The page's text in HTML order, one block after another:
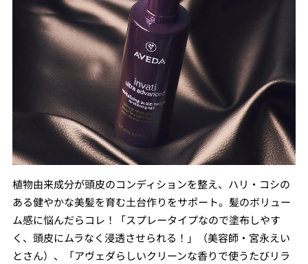
植物由来成分が頭皮のコンディションを整え、ハリ・コシの
ある健やかな美髪を育む土台作りをサポート。髪のボリュー
ム感に悩んだらコレ！「スプレータイプなので塗布しやす
く、頭皮にムラなく浸透させられる！」（美容師・宮永えい
とさん）、「アヴェダらしいクリーンな香りで使うたびリラ